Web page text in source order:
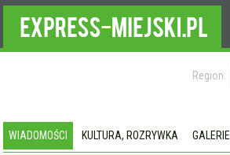
Region:
WIADOMOŚCI KULTURA, ROZRYWKA GALERIE